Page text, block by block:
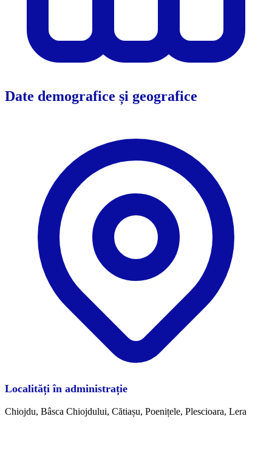
Date demografice și geografice
Localități în administrație
Chiojdu, Bâsca Chiojdului, Cătiașu, Poenițele, Plescioara, Lera